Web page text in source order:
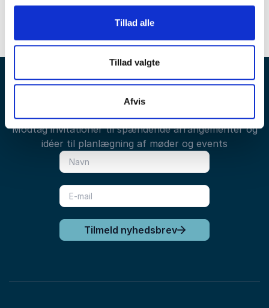
Tillad alle
Tillad valgte
Afvis
Bliv inspireret – OPTIMEET nyhedsbrev er
Modtag invitationer til spændende arrangementer og
idéer til planlægning af møder og events
Tilmeld nyhedsbrev